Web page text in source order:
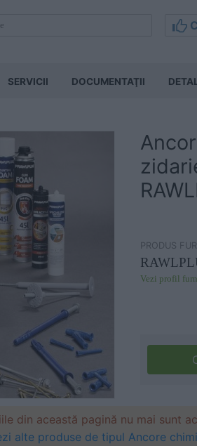
SERVICII DOCUMENTAŢII
PRODUS
Vezi profil
din această pagină nu mai sunt
alte produse de tipul Ancore